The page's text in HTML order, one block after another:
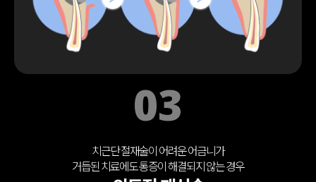
03
치근단 절재술이 어려운 어금니가
거듭된 치료에도 통증이 해결되지 않는 경우